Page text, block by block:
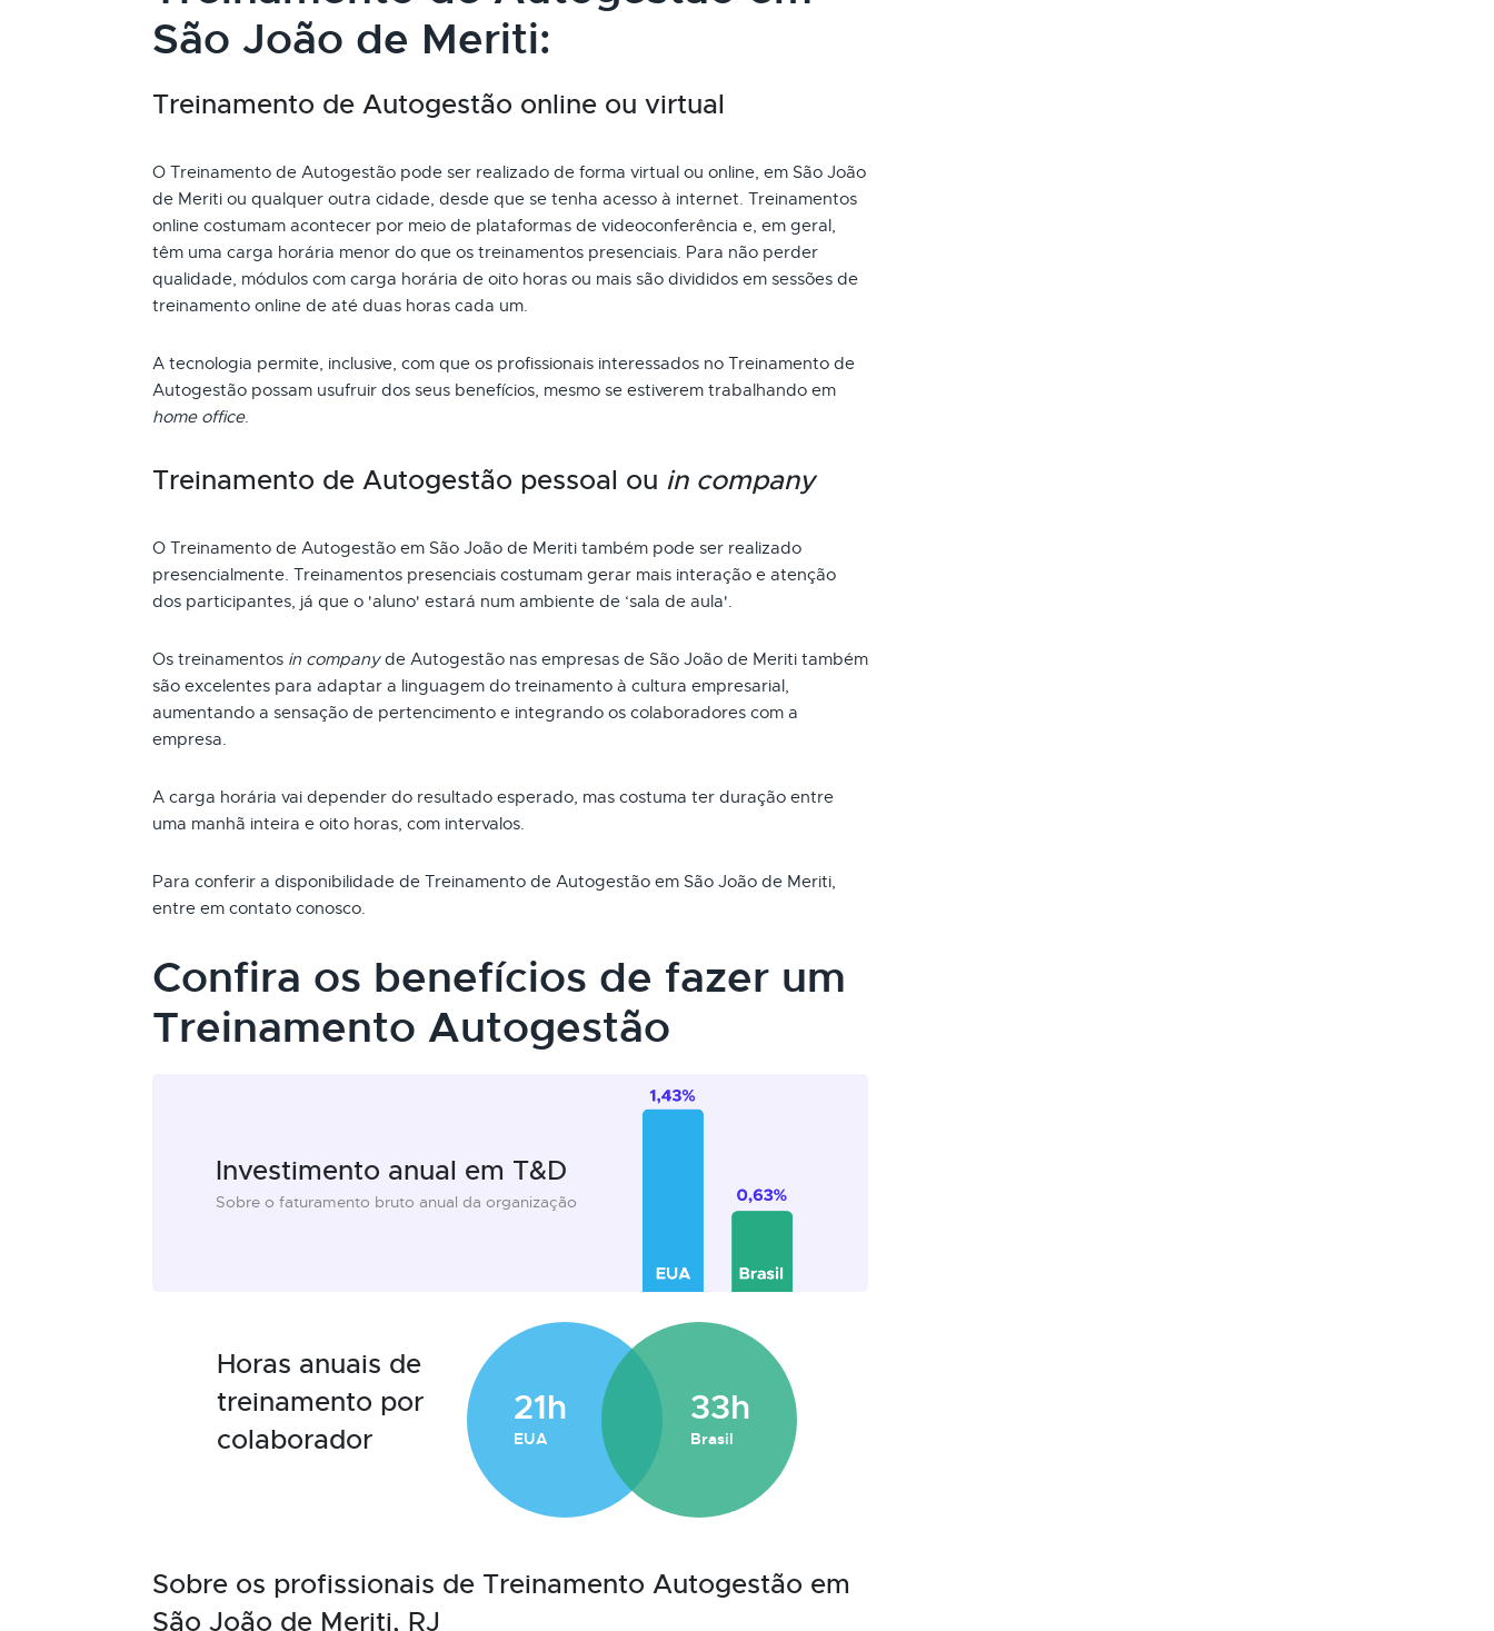
São João de Meriti:
Treinamento de Autogestão online ou virtual
O Treinamento de Autogestão pode ser realizado de forma virtual ou online, em São João
de Meriti ou qualquer outra cidade, desde que se tenha acesso à internet. Treinamentos
online costumam acontecer por meio de plataformas de videoconferência e, em geral,
têm uma carga horária menor do que os treinamentos presenciais. Para não perder
qualidade, módulos com carga horária de oito horas ou mais são divididos em sessões de
treinamento online de até duas horas cada um.
A tecnologia permite, inclusive, com que os profissionais interessados no Treinamento de
Autogestão possam usufruir dos seus benefícios, mesmo se estiverem trabalhando em
home office.
Treinamento de Autogestão pessoal ou in company
O Treinamento de Autogestão em São João de Meriti também pode ser realizado
presencialmente. Treinamentos presenciais costumam gerar mais interação e atenção
dos participantes, já que o 'aluno' estará num ambiente de ‘sala de aula'.
Os treinamentos in companyde Autogestão nas empresas de São João de Meriti também
são excelentes para adaptar a linguagem do treinamento à cultura empresarial,
aumentando a sensação de pertencimento e integrando os colaboradores com a
empresa.
A carga horária vai depender do resultado esperado, mas costuma ter duração entre
uma manhã inteira e oito horas, com intervalos.
Para conferir a disponibilidade de Treinamento de Autogestão em São João de Meriti,
entre em contato conosco.
Confira os benefícios de fazer um
Treinamento Autogestão
Investimento anual em T&D
Sobre o faturamento bruto anual da organização
Horas anuais de
treinamento por
colaborador
21h
EUA
33h
Brasil
Sobre os profissionais de Treinamento Autogestão em
São João de Meriti, RJ